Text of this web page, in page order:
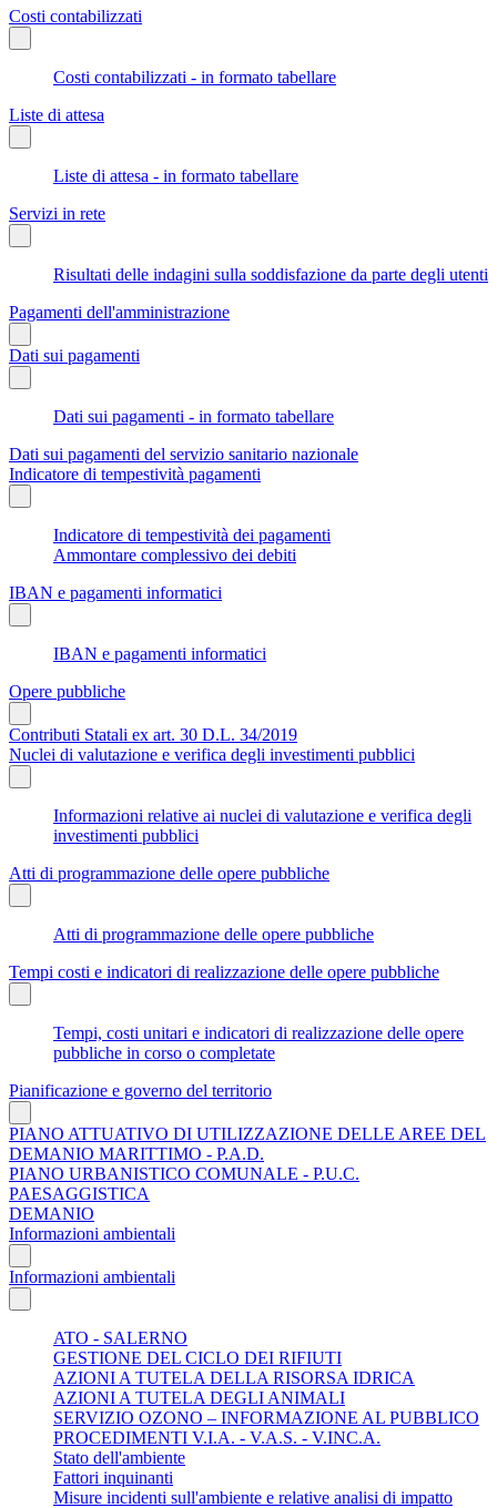
Costi contabilizzati
Costi contabilizzati - in formato tabellare
Liste di attesa
Liste di attesa - in formato tabellare
Servizi in rete
Risultati delle indagini sulla soddisfazione da parte degli utenti
Pagamenti dell'amministrazione
Dati sui pagamenti
Dati sui pagamenti - in formato tabellare
Dati sui pagamenti del servizio sanitario nazionale
Indicatore di tempestività pagamenti
Indicatore di tempestività dei pagamenti
Ammontare complessivo dei debiti
IBAN e pagamenti informatici
IBAN e pagamenti informatici
Opere pubbliche
Contributi Statali ex art. 30 D.L. 34/2019
Nuclei di valutazione e verifica degli investimenti pubblici
Informazioni relative ai nuclei di valutazione e verifica degli
investimenti pubblici
Atti di programmazione delle opere pubbliche
Atti di programmazione delle opere pubbliche
Tempi costi e indicatori di realizzazione delle opere pubbliche
Tempi, costi unitari e indicatori di realizzazione delle opere
pubbliche in corso o completate
Pianificazione e governo del territorio
PIANO ATTUATIVO DI UTILIZZAZIONE DELLE AREE DEL
DEMANIO MARITTIMO - P.A.D.
PIANO URBANISTICO COMUNALE - P.U.C.
PAESAGGISTICA
DEMANIO
Informazioni ambientali
Informazioni ambientali
ATO - SALERNO
GESTIONE DEL CICLO DEI RIFIUTI
AZIONI A TUTELA DELLA RISORSA IDRICA
AZIONI A TUTELA DEGLI ANIMALI
SERVIZIO OZONO – INFORMAZIONE AL PUBBLICO
PROCEDIMENTI V.I.A. - V.A.S. - V.INC.A.
Stato dell'ambiente
Fattori inquinanti
Misure incidenti sull'ambiente e relative analisi di impatto